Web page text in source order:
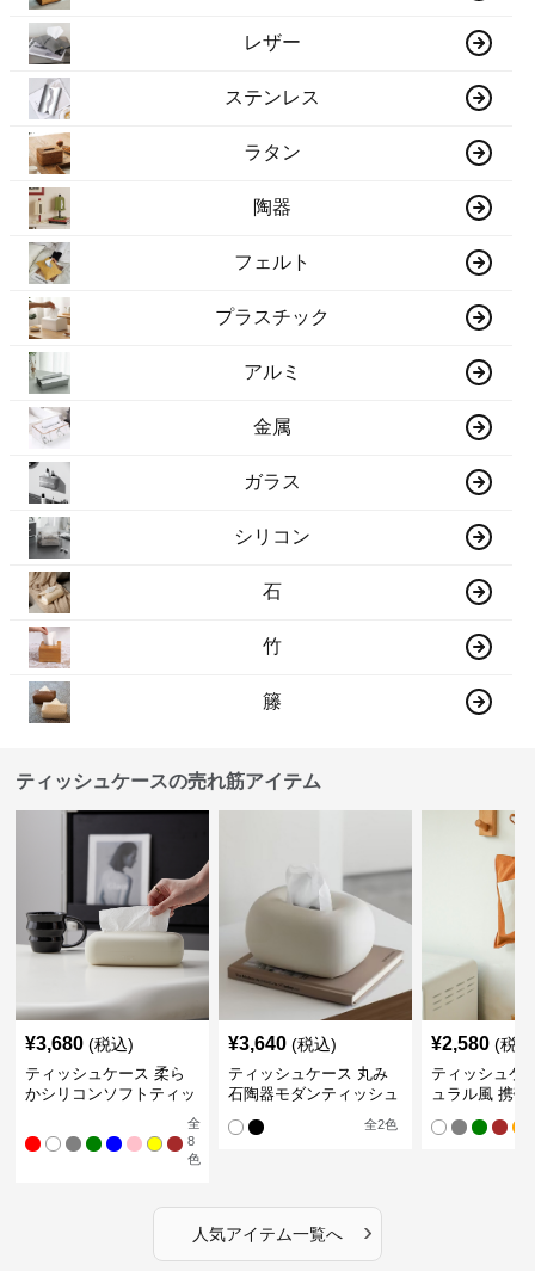
レザー
ステンレス
ラタン
陶器
フェルト
プラスチック
アルミ
金属
ガラス
シリコン
石
竹
籐
ティッシュケースの売れ筋アイテム
¥3,680 (税込)
ティッシュケース 柔ら
かシリコンソフトティッ
全
8
色
¥3,640 (税込)
ティッシュケース 丸み
石陶器モダンティッシュ
全2色
¥2,580 (税
ティッシュケ
ュラル風 携帯
人気アイテム一覧へ ›